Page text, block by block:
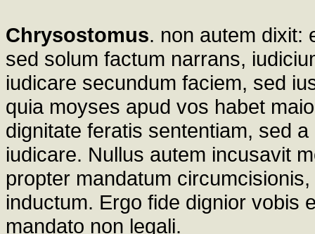
Chrysostomus. non autem dixit:
sed solum factum narrans,
iudicare secundum faciem, sed
quia moyses apud vos habet
dignitate feratis sententiam, sed
iudicare. Nullus autem incusavit
propter mandatum
inductum. Ergo fide dignior vobis
mandato non legali.